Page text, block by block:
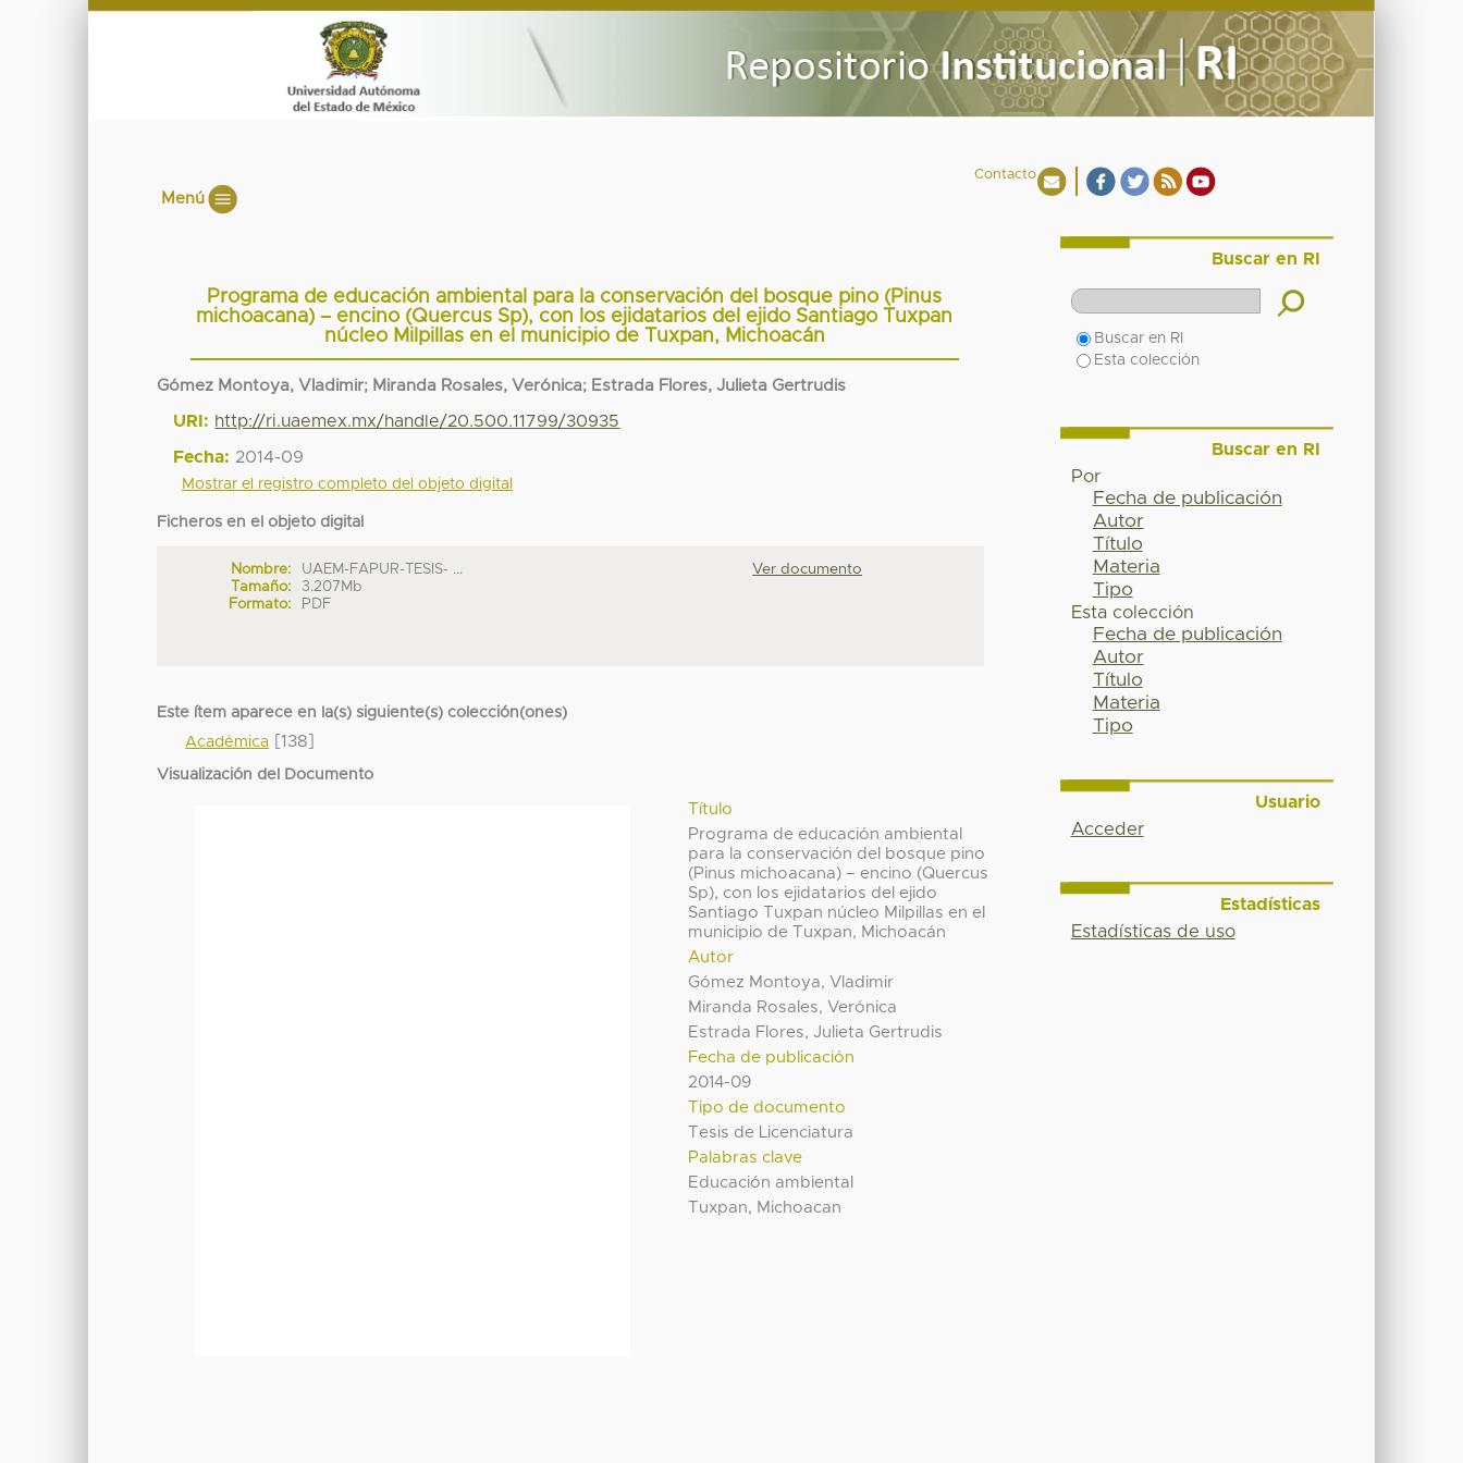
Contacto
Menú
Programa de educación ambiental para la conservación del bosque pino (Pinus
michoacana) – encino (Quercus Sp), con los ejidatarios del ejido Santiago Tuxpan
núcleo Milpillas en el municipio de Tuxpan, Michoacán
Gómez Montoya, Vladimir; Miranda Rosales, Verónica; Estrada Flores, Julieta Gertrudis
URI: http://ri.uaemex.mx/handle/20.500.11799/30935
Fecha: 2014-09
Mostrar el registro completo del objeto digital
Ficheros en el objeto digital
Nombre:
UAEM-FAPUR-TESIS- ...
Tamaño:
3.207Mb
Formato:
PDF
Ver documento
Este ítem aparece en la(s) siguiente(s) colección(ones)
Académica [138]
Visualización del Documento
Título
Programa de educación ambiental
para la conservación del bosque pino
(Pinus michoacana) – encino (Quercus
Sp), con los ejidatarios del ejido
Santiago Tuxpan núcleo Milpillas en el
municipio de Tuxpan, Michoacán
Autor
Gómez Montoya, Vladimir
Miranda Rosales, Verónica
Estrada Flores, Julieta Gertrudis
Fecha de publicación
2014-09
Tipo de documento
Tesis de Licenciatura
Palabras clave
Educación ambiental
Tuxpan, Michoacan
Buscar en RI
Buscar en RI
Esta colección
Buscar en RI
Por
Fecha de publicación
Autor
Título
Materia
Tipo
Esta colección
Fecha de publicación
Autor
Título
Materia
Tipo
Usuario
Acceder
Estadísticas
Estadísticas de uso